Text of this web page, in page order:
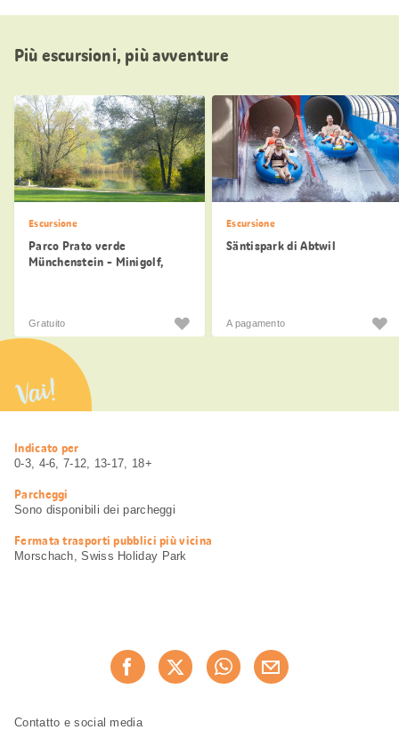
Più escursioni, più avventure
Escursione
Parco Prato verde
Münchenstein - Minigolf,
Gratuito
Escursione
Säntispark di Abtwil
A pagamento
Vai!
Informazioni
utili
Indicato per
0-3, 4-6, 7-12, 13-17, 18+
Parcheggi
Sono disponibili dei parcheggi
Fermata trasporti pubblici più vicina
Morschach, Swiss Holiday Park
Consiglia ora
Piè
Navigazione
Contatto e social media